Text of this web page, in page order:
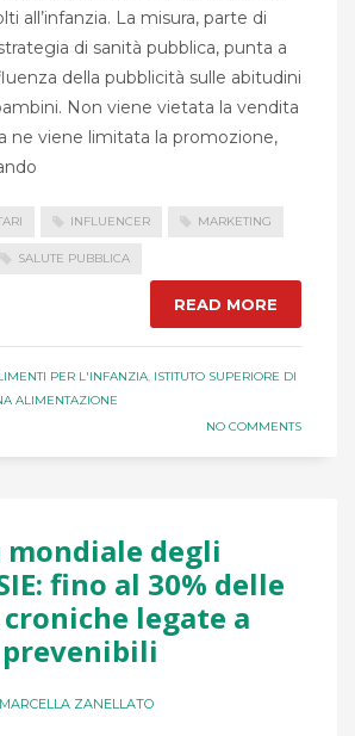
all’infanzia. La misura, parte di
di sanità pubblica, punta a
della pubblicità sulle abitudini
Non viene vietata la vendita
ne viene limitata la promozione,
INFLUENCER MARKETING
SALUTE PUBBLICA
READ MORE
PER L'INFANZIA, ISTITUTO SUPERIORE DI
ALIMENTAZIONE
NO COMMENTS
degli
fino al 30% delle
legate a
MARCELLA ZANELLATO